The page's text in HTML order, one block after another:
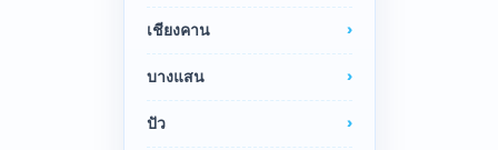
เชียงคาน
บางแสน
ปัว